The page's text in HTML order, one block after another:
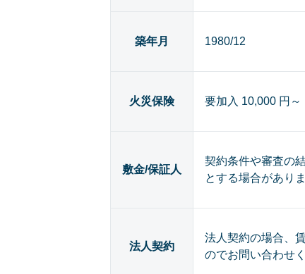
築年月 1980/12
火災保険 要加入 10,000 円～
敷金/保証人
契約条件や審査の
とする場合があり
法人契約
法人契約の場合、
のでお問い合わせ